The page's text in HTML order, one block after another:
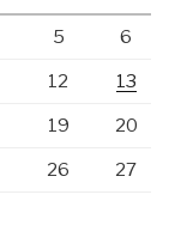
5 6
12 13
19 20
26 27